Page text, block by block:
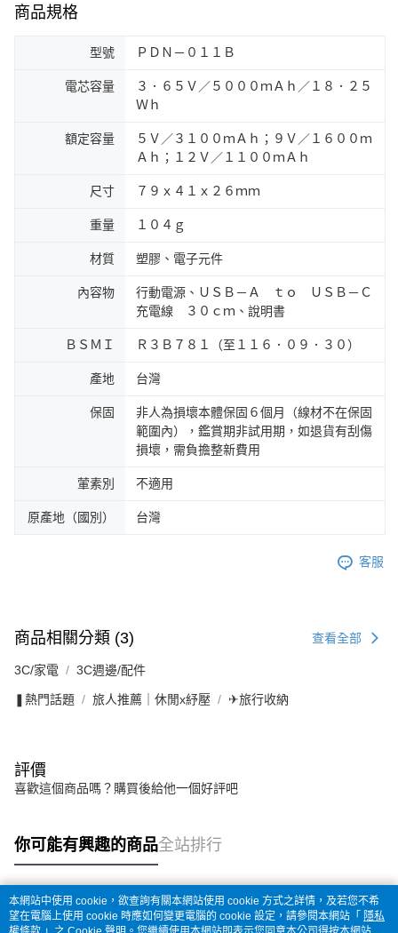
商品規格
型號 ＰＤＮ－０１１Ｂ
電芯容量
３．６５Ｖ／５０００ｍＡｈ／１８．２５
Ｗｈ
額定容量
５Ｖ／３１００ｍＡｈ；９Ｖ／１６００ｍ
Ａｈ；１２Ｖ／１１００ｍＡｈ
尺寸 ７９ｘ４１ｘ２６ｍｍ
重量 １０４ｇ
材質 塑膠、電子元件
內容物
行動電源、ＵＳＢ－Ａ ｔｏ ＵＳＢ－Ｃ
充電線 ３０ｃｍ、說明書
ＢＳＭＩ Ｒ３Ｂ７８１（至１１６．０９．３０）
產地 台灣
保固
非人為損壞本體保固６個月（線材不在保固
範圍內），鑑賞期非試用期，如退貨有刮傷
損壞，需負擔整新費用
葷素別 不適用
原產地（國別） 台灣
客服
商品相關分類 (3) 查看全部
3C/家電 3C週邊/配件
❚熱門話題 旅人推薦｜休閒x紓壓 ✈旅行收納
評價
喜歡這個商品嗎？購買後給他一個好評吧
你可能有興趣的商品全站排行
熱門標籤
本網站中使用 cookie，欲查詢有關本網站使用 cookie 方式之詳情，及若您不希
望在電腦上使用 cookie 時應如何變更電腦的 cookie 設定，請參閱本網站「 隱私